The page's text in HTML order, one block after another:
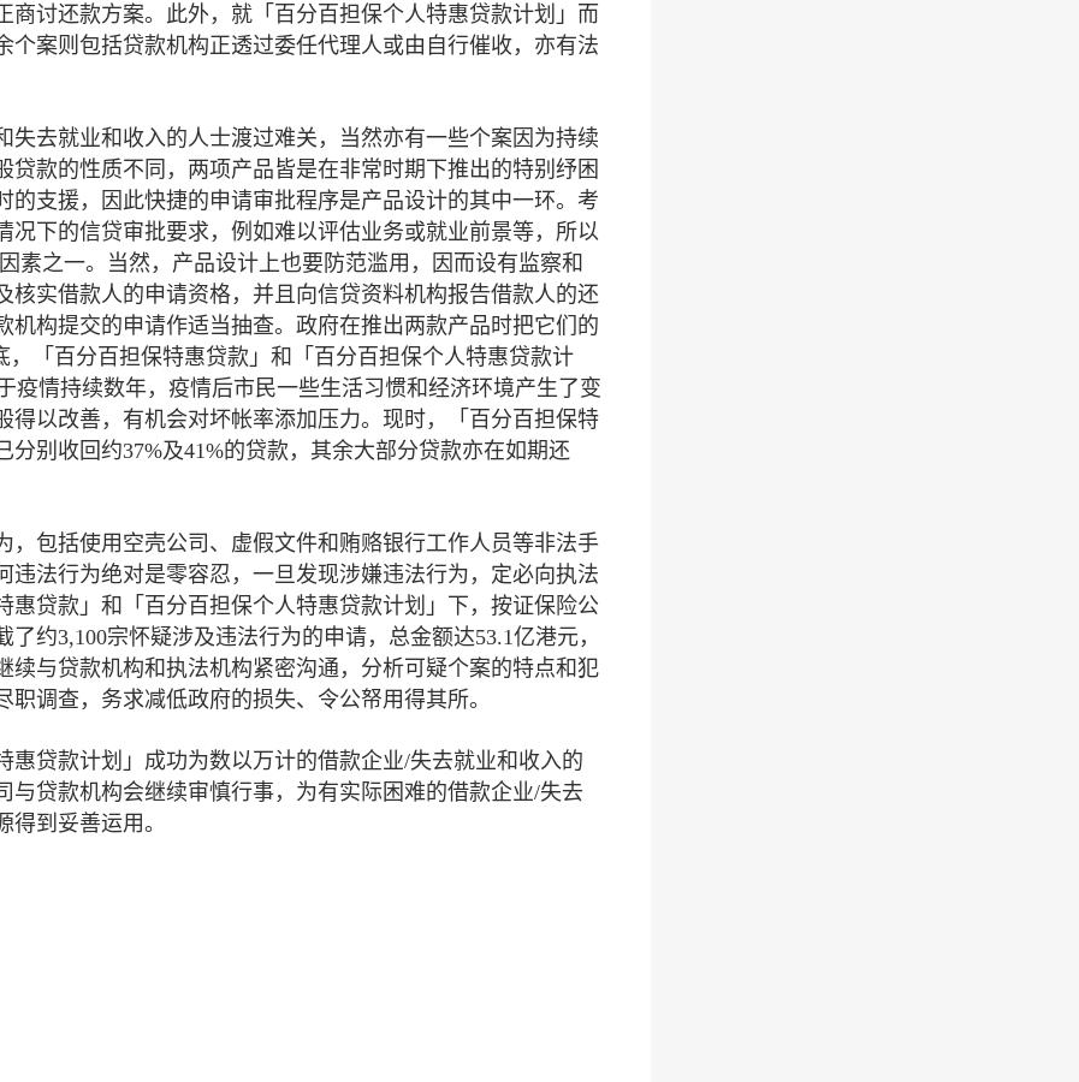
讨还款方案。此外，就「百分百担保个人特惠贷款计划」而
案则包括贷款机构正透过委任代理人或由自行催收，亦有法
去就业和收入的人士渡过难关，当然亦有一些个案因为持续
款的性质不同，两项产品皆是在非常时期下推出的特别纾困
支援，因此快捷的申请审批程序是产品设计的其中一环。考
下的信贷审批要求，例如难以评估业务或就业前景等，所以
素之一。当然，产品设计上也要防范滥用，因而设有监察和
实借款人的申请资格，并且向信贷资料机构报告借款人的还
构提交的申请作适当抽查。政府在推出两款产品时把它们的
「百分百担保特惠贷款」和「百分百担保个人特惠贷款计
疫情持续数年，疫情后市民一些生活习惯和经济环境产生了变
得以改善，有机会对坏帐率添加压力。现时，「百分百担保特
别收回约37%及41%的贷款，其余大部分贷款亦在如期还
，包括使用空壳公司、虚假文件和贿赂银行工作人员等非法手
法行为绝对是零容忍，一旦发现涉嫌违法行为，定必向执法
惠贷款」和「百分百担保个人特惠贷款计划」下，按证保险公
约3,100宗怀疑涉及违法行为的申请，总金额达53.1亿港元，
续与贷款机构和执法机构紧密沟通，分析可疑个案的特点和犯
调查，务求减低政府的损失、令公帑用得其所。
惠贷款计划」成功为数以万计的借款企业/失去就业和收入的
与贷款机构会继续审慎行事，为有实际困难的借款企业/失去
到妥善运用。